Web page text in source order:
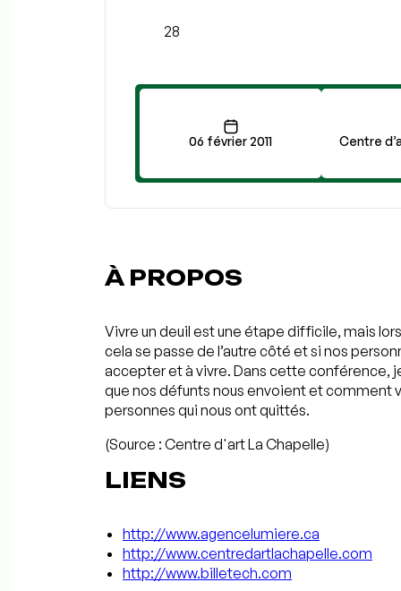
28
06 février 2011 Centre
À PROPOS
Vivre un deuil est une étape difficile, mais
cela se passe de l’autre côté et si nos
accepter et à vivre. Dans cette conférence,
que nos défunts nous envoient et comment
personnes qui nous ont quittés.
(Source : Centre d'art La Chapelle)
LIENS
http://www.agencelumiere.ca
http://www.centredartlachapelle.com
http://www.billetech.com